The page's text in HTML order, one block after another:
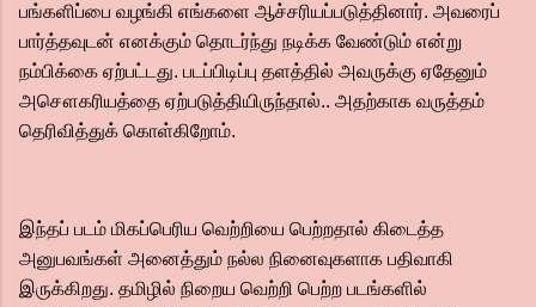
பங்களிப்பை வழங்கி எங்களை ஆச்சரியப்படுத்தினார். அவரைப்
பார்த்தவுடன் எனக்கும் தொடர்ந்து நடிக்க வேண்டும் என்று
நம்பிக்கை ஏற்பட்டது.‌ படப்பிடிப்பு தளத்தில் அவருக்கு ஏதேனும்
அசௌகரியத்தை ஏற்படுத்தியிருந்தால்.. அதற்காக வருத்தம்
தெரிவித்துக் கொள்கிறோம்.
இந்தப் படம் மிகப்பெரிய வெற்றியை பெற்றதால் கிடைத்த
அனுபவங்கள் அனைத்தும் நல்ல நினைவுகளாக பதிவாகி
இருக்கிறது. தமிழில் நிறைய வெற்றி பெற்ற படங்களில்